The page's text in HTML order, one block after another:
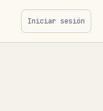
Iniciar sesión